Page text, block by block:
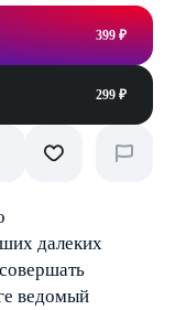
399 ₽
299 ₽
далеких
ведомый